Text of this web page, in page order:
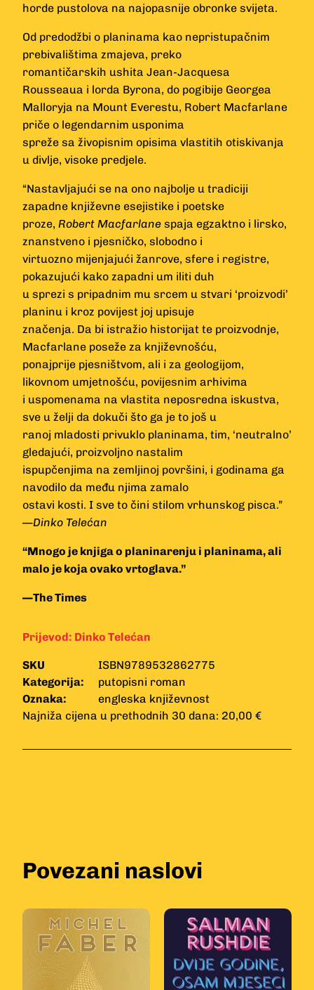
horde pustolova na najopasnije obronke svijeta.
Od predodžbi o planinama kao nepristupačnim
prebivalištima zmajeva, preko
romantičarskih ushita Jean-Jacquesa
Rousseaua i lorda Byrona, do pogibije Georgea
Malloryja na Mount Everestu, Robert Macfarlane
priče o legendarnim usponima
spreže sa živopisnim opisima vlastitih otiskivanja
u divlje, visoke predjele.
“Nastavljajući se na ono najbolje u tradiciji
zapadne književne esejistike i poetske
proze, Robert Macfarlane spaja egzaktno i lirsko,
znanstveno i pjesničko, slobodno i
virtuozno mijenjajući žanrove, sfere i registre,
pokazujući kako zapadni um iliti duh
u sprezi s pripadnim mu srcem u stvari ‘proizvodi’
planinu i kroz povijest joj upisuje
značenja. Da bi istražio historijat te proizvodnje,
Macfarlane poseže za književnošću,
ponajprije pjesništvom, ali i za geologijom,
likovnom umjetnošću, povijesnim arhivima
i uspomenama na vlastita neposredna iskustva,
sve u želji da dokuči što ga je to još u
ranoj mladosti privuklo planinama, tim, ‘neutralno’
gledajući, proizvoljno nastalim
ispupčenjima na zemljinoj površini, i godinama ga
navodilo da među njima zamalo
ostavi kosti. I sve to čini stilom vrhunskog pisca.”
—Dinko Telećan
“Mnogo je knjiga o planinarenju i planinama, ali
malo je koja ovako vrtoglava.”
—The Times
Prijevod: Dinko Telećan
SKU
ISBN9789532862775
Kategorija:
putopisni roman
Oznaka:
engleska književnost
Najniža cijena u prethodnih 30 dana: 20,00 €
Povezani naslovi